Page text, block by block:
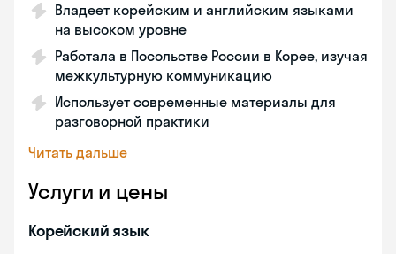
Владеет корейским и английским языками
на высоком уровне
Работала в Посольстве России в Корее, изучая
межкультурную коммуникацию
Использует современные материалы для
разговорной практики
Читать дальше
Услуги и цены
Корейский язык